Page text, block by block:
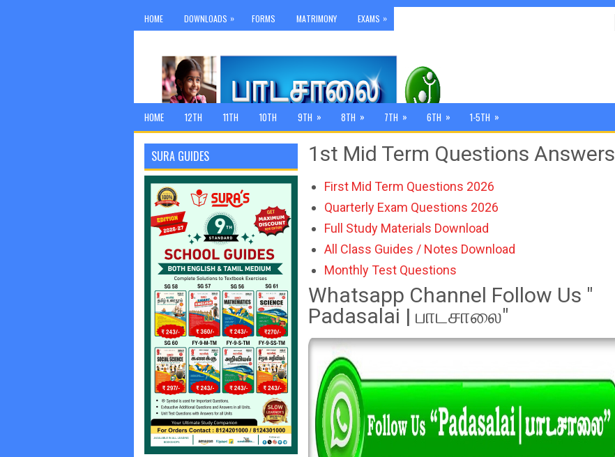
HOME DOWNLOADS » FORMS MATRIMONY EXAMS »
HOME 12TH 11TH 10TH 9TH » 8TH » 7TH » 6TH » 1-5TH »
1st Mid Term Questions Answers
First Mid Term Questions 2026
Quarterly Exam Questions 2026
Full Study Materials Download
All Class Guides / Notes Download
Monthly Test Questions
Whatsapp Channel Follow Us "
Padasalai | பாடசாலை"
SURA GUIDES